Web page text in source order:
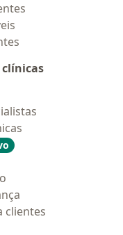
clínicas
clientes